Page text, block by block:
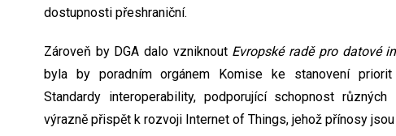
dostupnosti přeshraniční.
Zároveň by DGA dalo vzniknout Evropské radě pro datové
byla by poradním orgánem Komise ke stanovení priorit
Standardy interoperability, podporující schopnost
výrazně přispět k rozvoji Internet of Things, jehož přínosy